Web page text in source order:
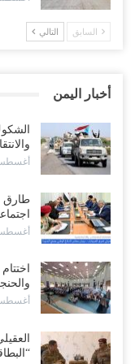
طوارئ أمريكية في
على التحشيدات
حملة اعتقالات في
أغسطس 9, 2026
وسط مخاوف من انقلاب
أغسطس 9, 2026
الانتقالي يحاصر قوات
العسكري..!
أغسطس 9, 2026
طارق صالح يفتح النار
القيادة” بعد سقوط
أغسطس 9, 2026
السابق التالي
أخبار اليمن
أغسطس 9,
طارق
أغسطس 9,
أغسطس 7,